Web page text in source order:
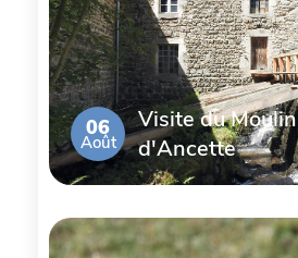
06
Août
Visite du Moulin
d'Ancette